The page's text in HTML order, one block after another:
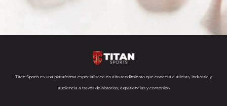
Titan Sports es una plataforma especializada en alto rendimiento que conecta a atletas, industria y
audiencia a través de historias, experiencias y contenido